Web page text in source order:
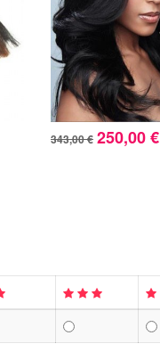
343,00 € 250,00 €